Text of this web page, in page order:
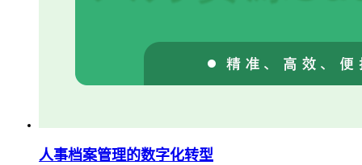
人事档案管理的数字化转型